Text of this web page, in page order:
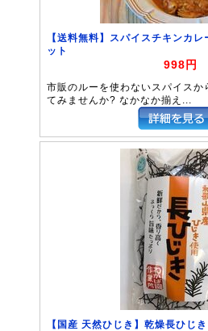
【送料無料】スパイスチキンカ
ット
998円
市販のルーを使わないスパイスか
てみませんか? なかなか揃え...
【国産 天然ひじき】乾燥長ひじ